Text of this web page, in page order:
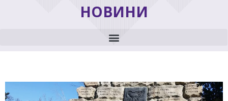
НОВИНИ